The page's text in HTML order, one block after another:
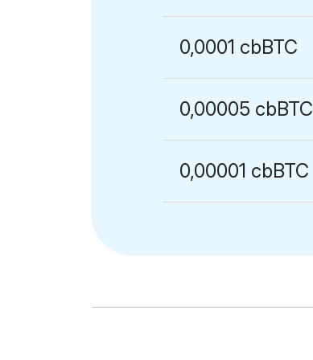
0,0001 cbBTC
0,00005 cbBTC
0,00001 cbBTC